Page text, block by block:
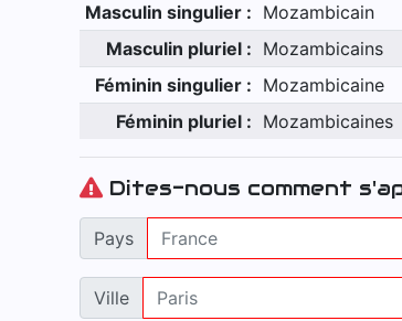
Masculin singulier : Mozambicain
Masculin pluriel : Mozambicains
Féminin singulier : Mozambicaine
Féminin pluriel : Mozambicaines
Dites-nous comment
Pays
Ville